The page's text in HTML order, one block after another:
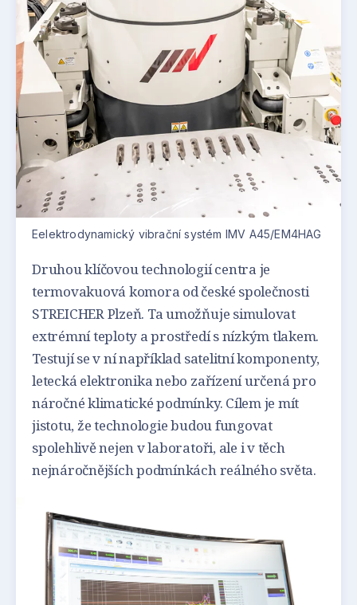
Eelektrodynamický vibrační systém IMV A45/EM4HAG
Druhou klíčovou technologií centra je
termovakuová komora od české společnosti
STREICHER Plzeň. Ta umožňuje simulovat
extrémní teploty a prostředí s nízkým tlakem.
Testují se v ní například satelitní komponenty,
letecká elektronika nebo zařízení určená pro
náročné klimatické podmínky. Cílem je mít
jistotu, že technologie budou fungovat
spolehlivě nejen v laboratoři, ale i v těch
nejnáročnějších podmínkách reálného světa.